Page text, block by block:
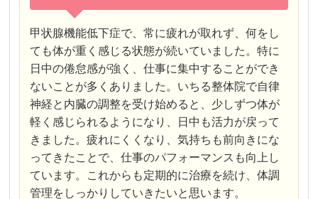
甲状腺機能低下症で、常に疲れが取れず、何をし
ても体が重く感じる状態が続いていました。特に
日中の倦怠感が強く、仕事に集中することができ
ないことが多くありました。いちる整体院で自律
神経と内臓の調整を受け始めると、少しずつ体が
軽く感じられるようになり、日中も活力が戻って
きました。疲れにくくなり、気持ちも前向きにな
ってきたことで、仕事のパフォーマンスも向上し
ています。これからも定期的に治療を続け、体調
管理をしっかりしていきたいと思います。